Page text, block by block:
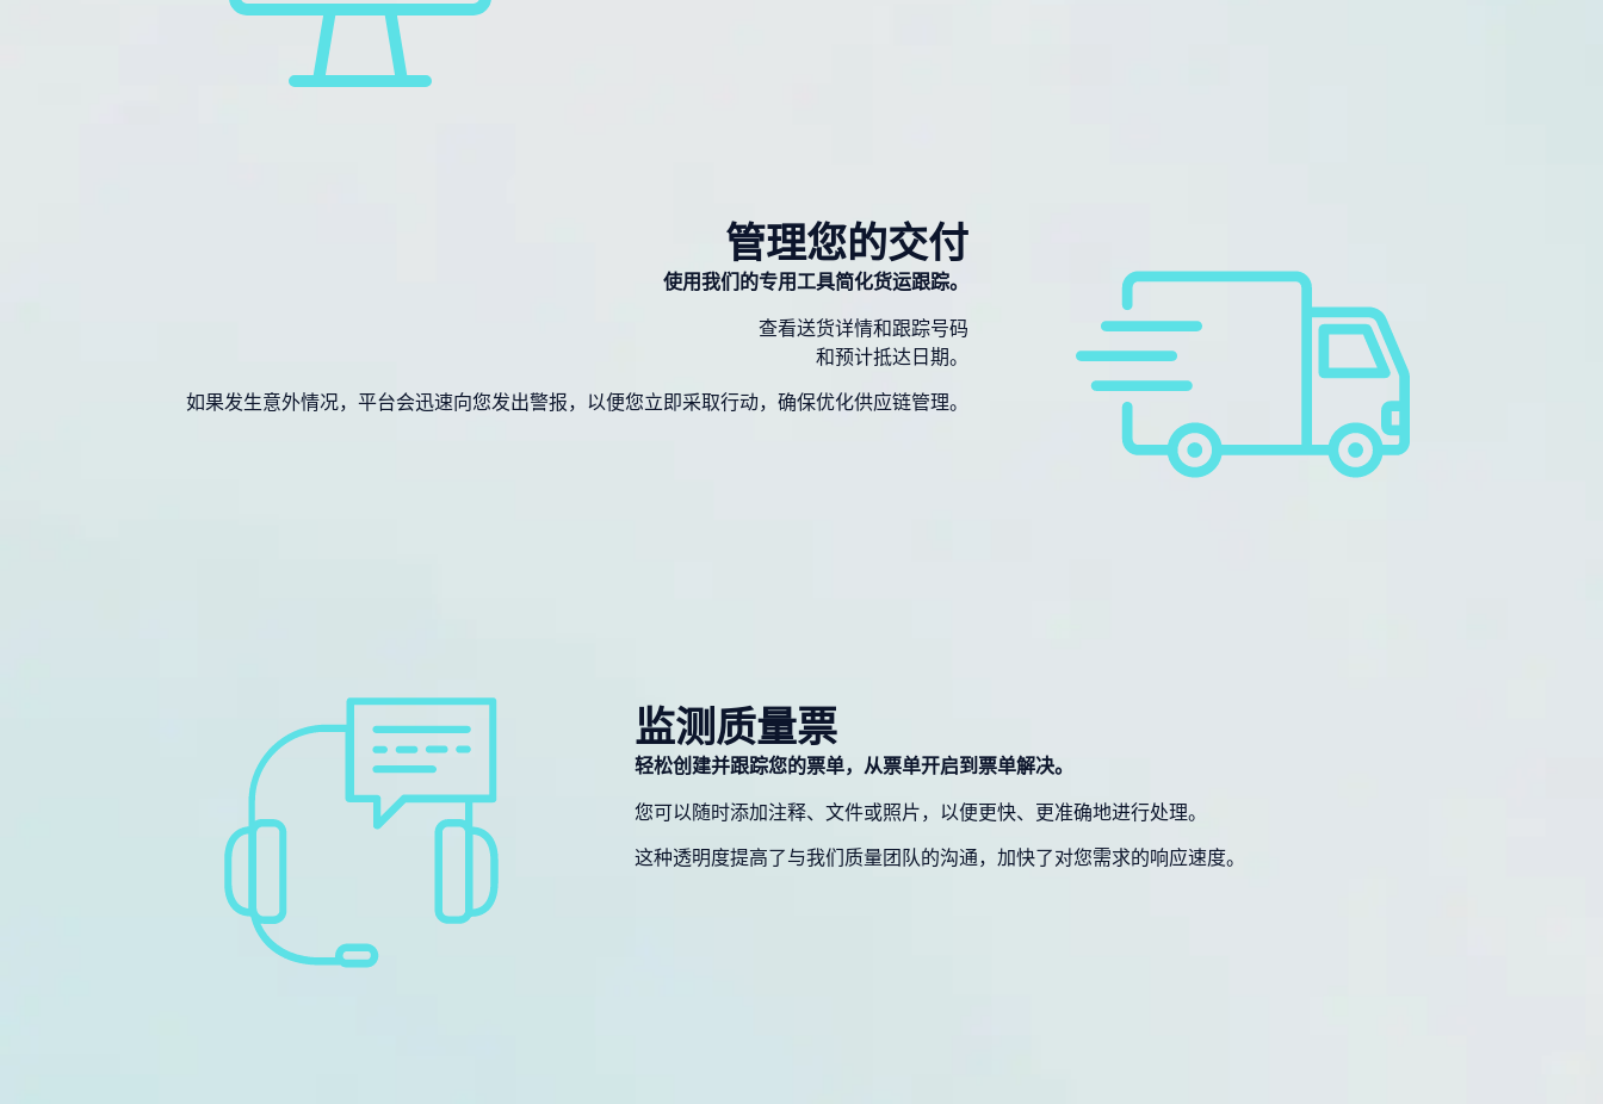
管理您的交付
使用我们的专用工具简化货运跟踪。
查看送货详情和跟踪号码
和预计抵达日期。
如果发生意外情况，平台会迅速向您发出警报，以便您立即采取行动，确保优化供应链管理。
监测质量票
轻松创建并跟踪您的票单，从票单开启到票单解决。
您可以随时添加注释、文件或照片，以便更快、更准确地进行处理。
这种透明度提高了与我们质量团队的沟通，加快了对您需求的响应速度。